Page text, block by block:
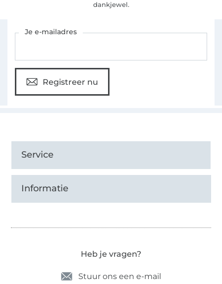
dankjewel.
Je e-mailadres
Registreer nu
Service
Informatie
Heb je vragen?
Stuur ons een e-mail